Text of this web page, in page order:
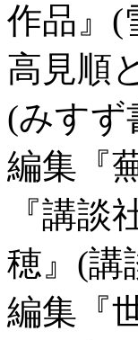
作品』
高見順
(みす
編集『
『講
穂』(講
編集『